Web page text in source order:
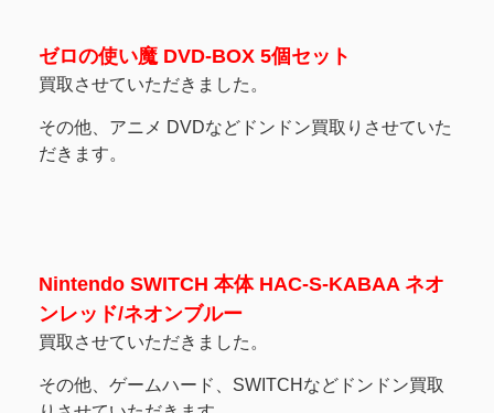
ゼロの使い魔 DVD-BOX 5個セット
買取させていただきました。
その他、アニメ DVDなどドンドン買取りさせていた
だきます。
Nintendo SWITCH 本体 HAC-S-KABAA ネオ
ンレッド/ネオンブルー
買取させていただきました。
その他、ゲームハード、SWITCHなどドンドン買取